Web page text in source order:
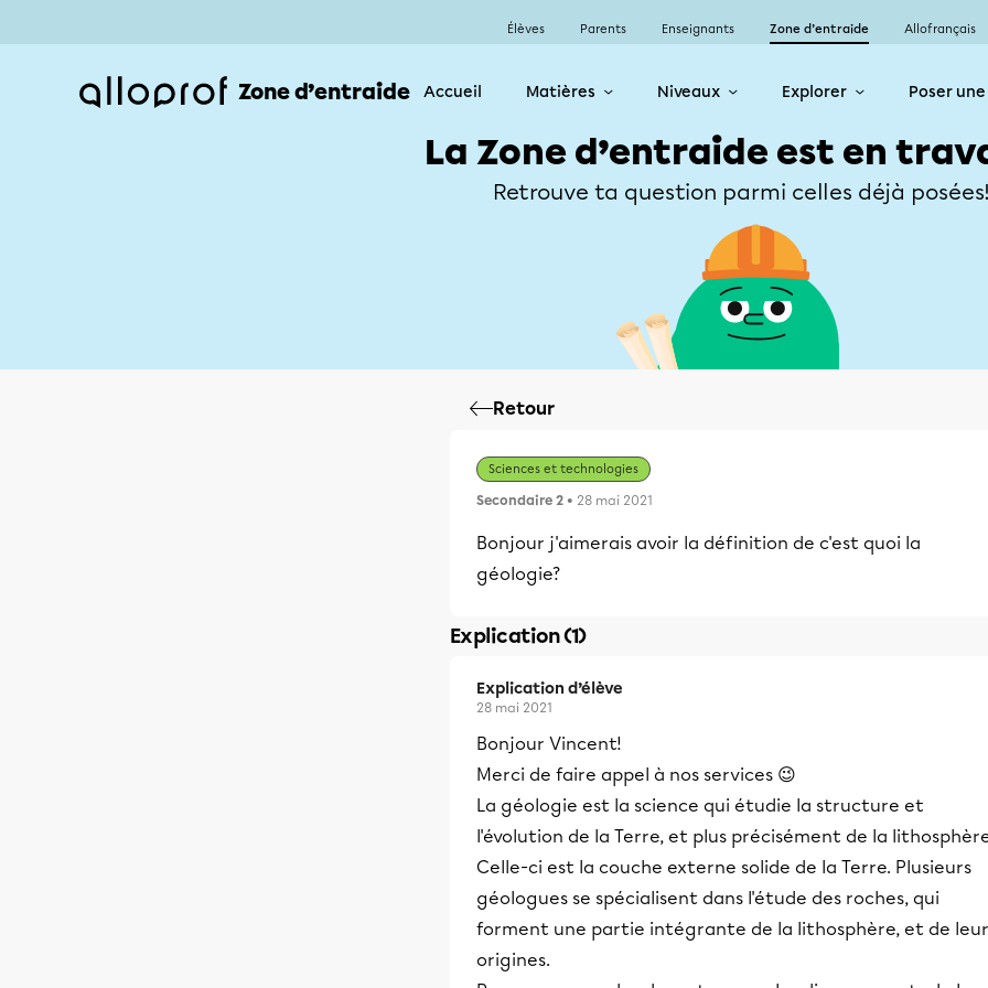
Élèves Parents Enseignants Zone d’entraide Allofrançais
Zone d’entraide Accueil Matières Niveaux Explorer Poser
La Zone d’entraide est en
Retrouve ta question parmi celles déjà
Retour
Sciences et technologies
Secondaire 2 • 28 mai 2021
Bonjour j'aimerais avoir la définition de c'est quoi la
géologie?
Explication (1)
Explication d’élève
28 mai 2021
Bonjour Vincent!
Merci de faire appel à nos services 😉
La géologie est la science qui étudie la structure et
l'évolution de la Terre, et plus précisément de la
Celle-ci est la couche externe solide de la Terre. Plusieurs
géologues se spécialisent dans l'étude des roches, qui
forment une partie intégrante de la lithosphère, et de
origines.